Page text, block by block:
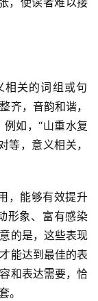
齐，音韵和谐，
如，“山重水复
等，意义相关，
形象、富有感染
的是，这些表现
能达到最佳的表
和表达需要，恰
。